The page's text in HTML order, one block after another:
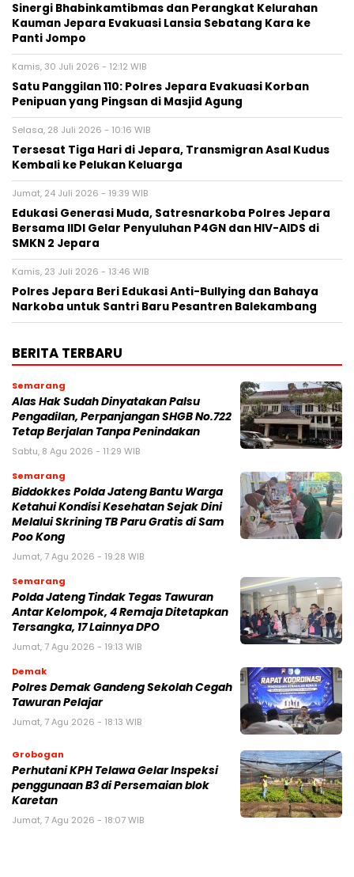
Sinergi Bhabinkamtibmas dan Perangkat Kelurahan
Kauman Jepara Evakuasi Lansia Sebatang Kara ke
Panti Jompo
Kamis, 30 Juli 2026 - 12:12 WIB
Satu Panggilan 110: Polres Jepara Evakuasi Korban
Penipuan yang Pingsan di Masjid Agung
Selasa, 28 Juli 2026 - 10:16 WIB
Tersesat Tiga Hari di Jepara, Transmigran Asal Kudus
Kembali ke Pelukan Keluarga
Jumat, 24 Juli 2026 - 19:39 WIB
Edukasi Generasi Muda, Satresnarkoba Polres Jepara
Bersama IIDI Gelar Penyuluhan P4GN dan HIV-AIDS di
SMKN 2 Jepara
Kamis, 23 Juli 2026 - 13:46 WIB
Polres Jepara Beri Edukasi Anti-Bullying dan Bahaya
Narkoba untuk Santri Baru Pesantren Balekambang
BERITA TERBARU
Semarang
Alas Hak Sudah Dinyatakan Palsu
Pengadilan, Perpanjangan SHGB No.722
Tetap Berjalan Tanpa Penindakan
Sabtu, 8 Agu 2026 - 11:29 WIB
Semarang
Biddokkes Polda Jateng Bantu Warga
Ketahui Kondisi Kesehatan Sejak Dini
Melalui Skrining TB Paru Gratis di Sam
Poo Kong
Jumat, 7 Agu 2026 - 19:28 WIB
Semarang
Polda Jateng Tindak Tegas Tawuran
Antar Kelompok, 4 Remaja Ditetapkan
Tersangka, 17 Lainnya DPO
Jumat, 7 Agu 2026 - 19:13 WIB
Demak
Polres Demak Gandeng Sekolah Cegah
Tawuran Pelajar
Jumat, 7 Agu 2026 - 18:13 WIB
Grobogan
Perhutani KPH Telawa Gelar Inspeksi
penggunaan B3 di Persemaian blok
Karetan
Jumat, 7 Agu 2026 - 18:07 WIB